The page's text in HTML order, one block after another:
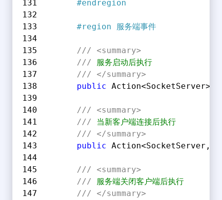
#endregion
#region 服务端事件
/// <summary>
/// 服务启动后执行
/// </summary>
public Action<SocketServer>
/// <summary>
/// 当新客户端连接后执行
/// </summary>
public Action<SocketServer,
/// <summary>
/// 服务端关闭客户端后执行
/// </summary>